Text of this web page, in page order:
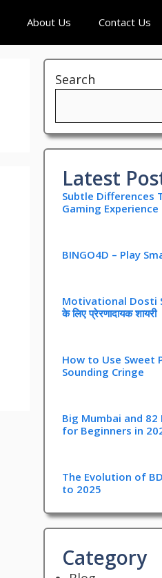
About Us Contact Us
Search
Latest
Subtle Differences
Gaming Experience
BINGO4D – Play
Motivational Dosti
के लिए प्रेरणादायक शायरी
How to Use Sweet
Sounding Cringe
Big Mumbai and
for Beginners in
The Evolution of
to 2025
Category